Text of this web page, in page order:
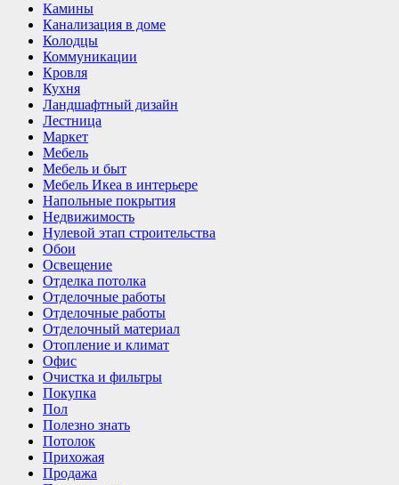
Камины
Канализация в доме
Колодцы
Коммуникации
Кровля
Кухня
Ландшафтный дизайн
Лестница
Маркет
Мебель
Мебель и быт
Мебель Икеа в интерьере
Напольные покрытия
Недвижимость
Нулевой этап строительства
Обои
Освещение
Отделка потолка
Отделочные работы
Отделочные работы
Отделочный материал
Отопление и климат
Офис
Очистка и фильтры
Покупка
Пол
Полезно знать
Потолок
Прихожая
Продажа